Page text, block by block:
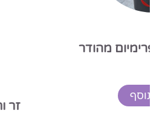
זר ורדים ורודים טיטאניק